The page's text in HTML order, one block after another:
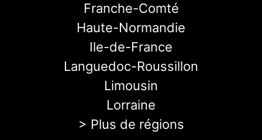
Franche-Comté
Haute-Normandie
Ile-de-France
Languedoc-Roussillon
Limousin
Lorraine
> Plus de régions